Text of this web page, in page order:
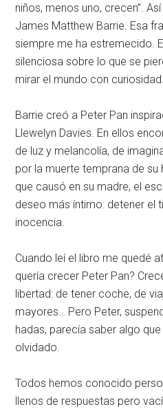
niños, menos uno, crecen”.
James Matthew Barrie. Esa
siempre me ha estremecido.
silenciosa sobre lo que se
mirar el mundo con curiosidad.
Barrie creó a Peter Pan
Llewelyn Davies. En ellos
de luz y melancolía, de
por la muerte temprana de su
que causó en su madre, el
deseo más íntimo: detener el
inocencia.
Cuando leí el libro me quedé
quería crecer Peter Pan?
libertad: de tener coche, de
mayores… Pero Peter,
hadas, parecía saber algo
olvidado.
Todos hemos conocido
llenos de respuestas pero